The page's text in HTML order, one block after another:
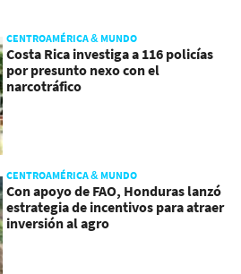
CENTROAMÉRICA & MUNDO
Costa Rica investiga a 116 policías
por presunto nexo con el
narcotráfico
CENTROAMÉRICA & MUNDO
Con apoyo de FAO, Honduras lanzó
estrategia de incentivos para atraer
inversión al agro